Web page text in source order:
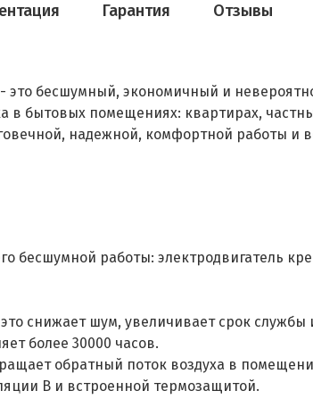
Гарантия Отзывы
это бесшумный, экономичный и
в бытовых помещениях: квартирах,
надежной, комфортной работы
бесшумной работы: электродвигатель
снижает шум, увеличивает срок службы
более 30000 часов.
обратный поток воздуха в
B и встроенной термозащитой.